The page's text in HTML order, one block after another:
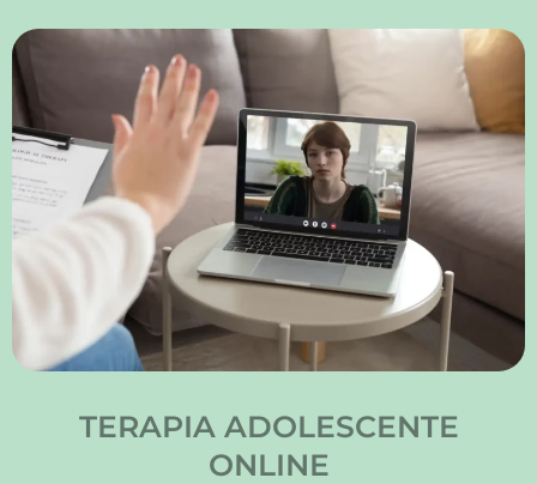
TERAPIA ADOLESCENTE
ONLINE